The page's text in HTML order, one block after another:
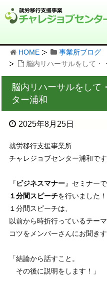
HOME
事業所ブログ
脳内リハーサルをして・
脳内リハーサルをして
ター浦和
2025年8月25日
就労移行支援事業所
チャレジョブセンター浦和です
『ビジネスマナー』セミナーで
１分間スピーチを行いました！
１分間スピーチは、
以前から時折行っているテーマ
コツをメンバーさんにお聞き
「結論から話すこと。
その後に説明をします！」